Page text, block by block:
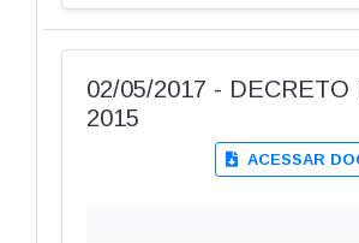
02/05/2017 - DECRETO
2015
ACESSAR